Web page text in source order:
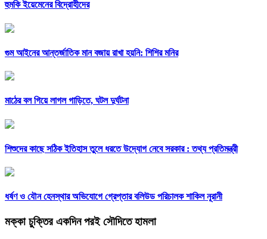
হুমকি ইয়েমেনের বিদ্রোহীদের
গুম আইনের আন্তর্জাতিক মান বজায় রাখা হয়নি: শিশির মনির
মাঠের বল গিয়ে লাগল গাড়িতে, ঘটল দুর্ঘটনা
শিশুদের কাছে সঠিক ইতিহাস তুলে ধরতে উদ্যোগ নেবে সরকার : তথ্য প্রতিমন্ত্রী
ধর্ষণ ও যৌন হেনস্থার অভিযোগে গ্রেপ্তার বলিউড পরিচালক শাকিল নূরানী
মক্কা চুক্তির একদিন পরই সৌদিতে হামলা